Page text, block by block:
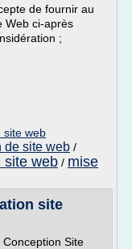
de fournir au
Web ci-après
;
site web
de site web /
site web / mise
site
Site